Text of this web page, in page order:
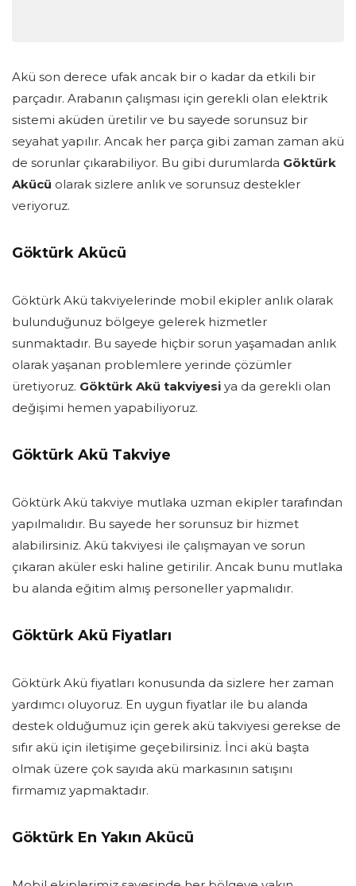
Akü son derece ufak ancak bir o kadar da etkili bir
parçadır. Arabanın çalışması için gerekli olan elektrik
sistemi aküden üretilir ve bu sayede sorunsuz bir
seyahat yapılır. Ancak her parça gibi zaman zaman akü
de sorunlar çıkarabiliyor. Bu gibi durumlarda Göktürk
Akücü olarak sizlere anlık ve sorunsuz destekler
veriyoruz.
Göktürk Akücü
Göktürk Akü takviyelerinde mobil ekipler anlık olarak
bulunduğunuz bölgeye gelerek hizmetler
sunmaktadır. Bu sayede hiçbir sorun yaşamadan anlık
olarak yaşanan problemlere yerinde çözümler
üretiyoruz. Göktürk Akü takviyesi ya da gerekli olan
değişimi hemen yapabiliyoruz.
Göktürk Akü Takviye
Göktürk Akü takviye mutlaka uzman ekipler tarafından
yapılmalıdır. Bu sayede her sorunsuz bir hizmet
alabilirsiniz. Akü takviyesi ile çalışmayan ve sorun
çıkaran aküler eski haline getirilir. Ancak bunu mutlaka
bu alanda eğitim almış personeller yapmalıdır.
Göktürk Akü Fiyatları
Göktürk Akü fiyatları konusunda da sizlere her zaman
yardımcı oluyoruz. En uygun fiyatlar ile bu alanda
destek olduğumuz için gerek akü takviyesi gerekse de
sıfır akü için iletişime geçebilirsiniz. İnci akü başta
olmak üzere çok sayıda akü markasının satışını
firmamız yapmaktadır.
Göktürk En Yakın Akücü